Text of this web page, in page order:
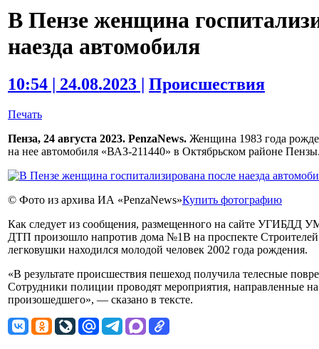
В Пензе женщина
наезда автомобиля
10:54 | 24.08.2023 | Происшествия
Печать
Пенза, 24 августа 2023. PenzaNews. Женщина 1983 года
на нее автомобиля «ВАЗ-211440» в Октябрьском районе
© Фото из архива ИА «PenzaNews»Купить фотографию
Как следует из сообщения, размещенного на сайте УГИБДД
ДТП произошло напротив дома №1В на проспекте Строителей
легковушки находился молодой человек 2002 года рождения.
«В результате происшествия пешеход получила телесные
Сотрудники полиции проводят мероприятия, направленные на
произошедшего», — сказано в тексте.